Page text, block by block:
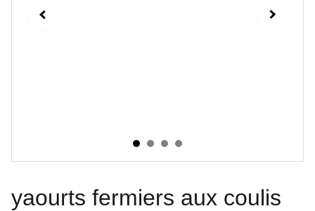
yaourts fermiers aux coulis